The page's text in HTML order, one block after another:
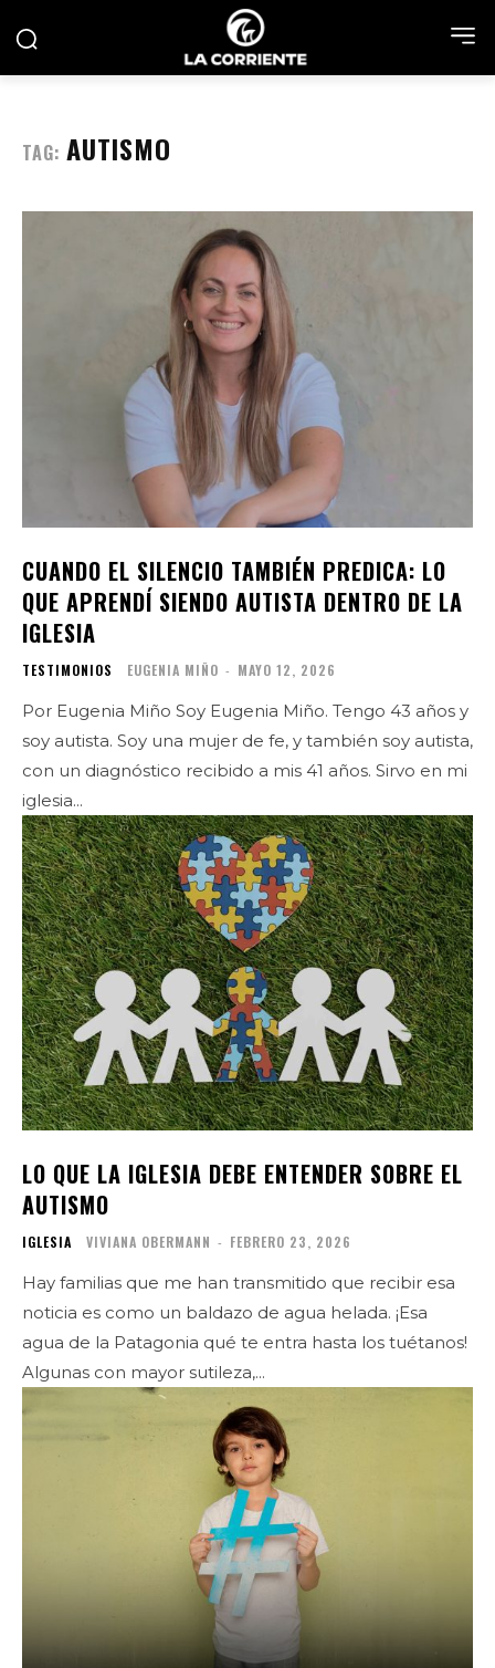
TAG: AUTISMO
CUANDO EL SILENCIO TAMBIÉN PREDICA: LO
QUE APRENDÍ SIENDO AUTISTA DENTRO DE LA
IGLESIA
TESTIMONIOS EUGENIA MIÑO - MAYO 12, 2026
Por Eugenia Miño Soy Eugenia Miño. Tengo 43 años y
soy autista. Soy una mujer de fe, y también soy autista,
con un diagnóstico recibido a mis 41 años. Sirvo en mi
iglesia...
LO QUE LA IGLESIA DEBE ENTENDER SOBRE EL
AUTISMO
IGLESIA VIVIANA OBERMANN - FEBRERO 23, 2026
Hay familias que me han transmitido que recibir esa
noticia es como un baldazo de agua helada. ¡Esa
agua de la Patagonia qué te entra hasta los tuétanos!
Algunas con mayor sutileza,...